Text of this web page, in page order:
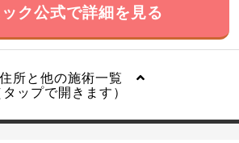
ク公式で詳細を見る
所と他の施術一覧
タップで開きます）